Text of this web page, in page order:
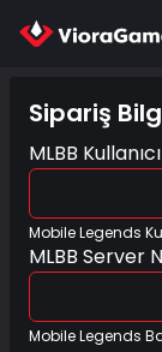
Sipariş
MLBB
Mobile Legends
MLBB Server
Mobile Legends